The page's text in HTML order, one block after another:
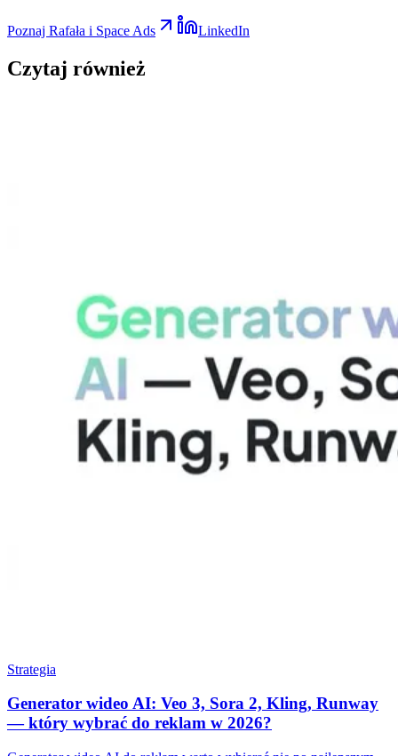
Poznaj Rafała i Space Ads LinkedIn
Czytaj również
Strategia
Generator wideo AI: Veo 3, Sora 2, Kling, Runway
— który wybrać do reklam w 2026?